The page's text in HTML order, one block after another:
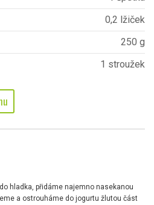
0,2 lžiček
250 g
1 stroužek
hladka, přidáme najemno nasekanou
a ostrouháme do jogurtu žlutou část